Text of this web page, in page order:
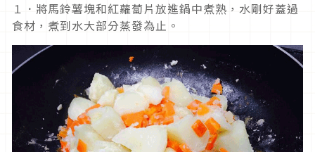
１．將馬鈴薯塊和紅蘿蔔片放進鍋中煮熟，水剛好蓋過
食材，煮到水大部分蒸發為止。